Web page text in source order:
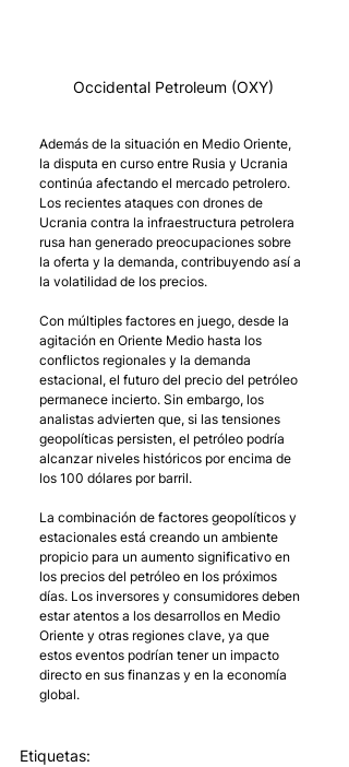
Occidental Petroleum (OXY)
Además de la situación en Medio Oriente,
la disputa en curso entre Rusia y Ucrania
continúa afectando el mercado petrolero.
Los recientes ataques con drones de
Ucrania contra la infraestructura petrolera
rusa han generado preocupaciones sobre
la oferta y la demanda, contribuyendo así a
la volatilidad de los precios.
Con múltiples factores en juego, desde la
agitación en Oriente Medio hasta los
conflictos regionales y la demanda
estacional, el futuro del precio del petróleo
permanece incierto. Sin embargo, los
analistas advierten que, si las tensiones
geopolíticas persisten, el petróleo podría
alcanzar niveles históricos por encima de
los 100 dólares por barril.
La combinación de factores geopolíticos y
estacionales está creando un ambiente
propicio para un aumento significativo en
los precios del petróleo en los próximos
días. Los inversores y consumidores deben
estar atentos a los desarrollos en Medio
Oriente y otras regiones clave, ya que
estos eventos podrían tener un impacto
directo en sus finanzas y en la economía
global.
Etiquetas: